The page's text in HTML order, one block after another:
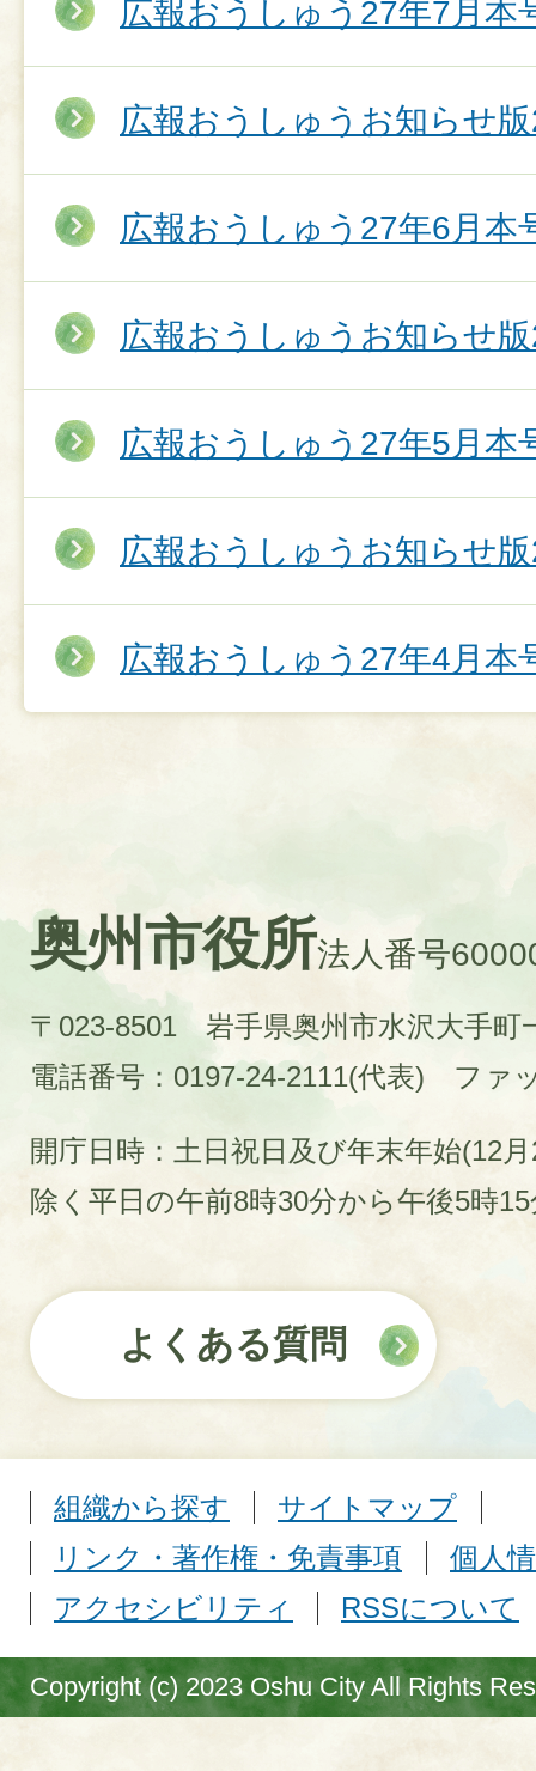
広報おうしゅう27年7月本
広報おうしゅうお知らせ
広報おうしゅう27年6月本
広報おうしゅうお知らせ
広報おうしゅう27年5月本
広報おうしゅうお知らせ
広報おうしゅう27年4月本
奥州市役所法人番号
〒023-8501 岩手県奥州市水沢大手町
電話番号：0197-24-2111(代表)
ファ
開庁日時：土日祝日及び年末年始(12
除く平日の午前8時30分から午後5時
よくある質問
組織から探す
サイトマップ
リンク・著作権・免責事項
個人
アクセシビリティ
RSSについて
Copyright (c) 2023 Oshu City All Rights